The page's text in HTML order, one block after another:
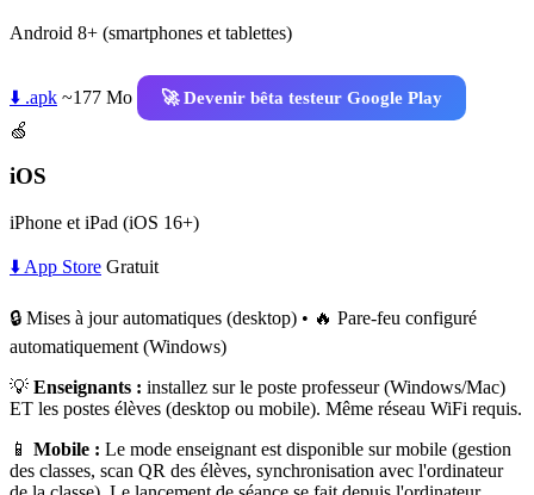
Android 8+ (smartphones et tablettes)
⬇️ .apk ~177 Mo
🚀 Devenir bêta testeur Google Play
🍏
iOS
iPhone et iPad (iOS 16+)
⬇️ App Store Gratuit
🔒 Mises à jour automatiques (desktop) • 🔥 Pare-feu configuré
automatiquement (Windows)
💡 Enseignants : installez sur le poste professeur (Windows/Mac)
ET les postes élèves (desktop ou mobile). Même réseau WiFi requis.
📱 Mobile : Le mode enseignant est disponible sur mobile (gestion
des classes, scan QR des élèves, synchronisation avec l'ordinateur